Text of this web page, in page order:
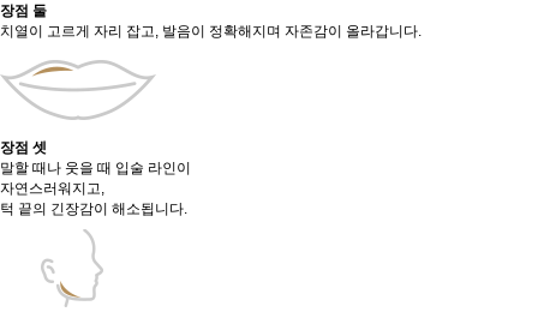
장점 둘
치열이 고르게 자리 잡고, 발음이 정확해지며 자존감이 올라갑니다.
장점 셋
말할 때나 웃을 때 입술 라인이
자연스러워지고,
턱 끝의 긴장감이 해소됩니다.